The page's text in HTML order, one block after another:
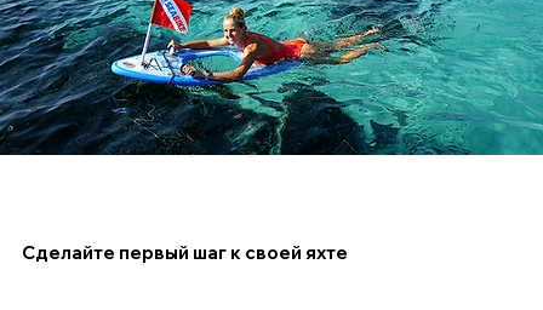
Сделайте первый шаг к своей яхте